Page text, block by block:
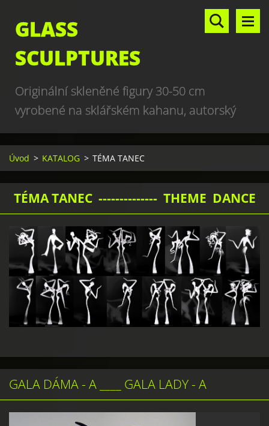
GLASS
SCULPTURES
Originální skleněné figury 30-50 cm
vyrobené na sklářském kahanu, autorský
design, hand made, art glass sculptures,
world unique production
Úvod > KATALOG > TÉMA TANEC
TÉMA TANEC -------------- THEME DANCE
GALA DÁMA - A ____ GALA LADY - A